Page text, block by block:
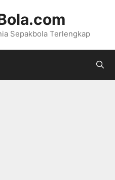
Sepakbola Terlengkap